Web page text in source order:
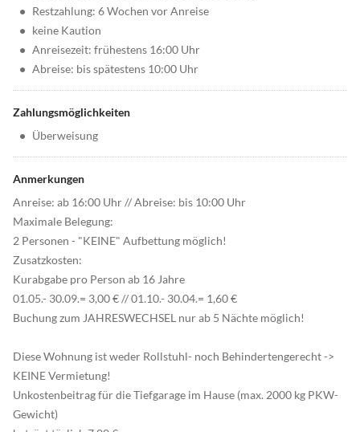
• Restzahlung: 6 Wochen vor Anreise
• keine Kaution
• Anreisezeit: frühestens 16:00 Uhr
• Abreise: bis spätestens 10:00 Uhr
Zahlungsmöglichkeiten
• Überweisung
Anmerkungen
Anreise: ab 16:00 Uhr // Abreise: bis 10:00 Uhr
Maximale Belegung:
2 Personen - "KEINE" Aufbettung möglich!
Zusatzkosten:
Kurabgabe pro Person ab 16 Jahre
01.05.- 30.09.= 3,00 € // 01.10.- 30.04.= 1,60 €
Buchung zum JAHRESWECHSEL nur ab 5 Nächte möglich!
Diese Wohnung ist weder Rollstuhl- noch Behindertengerecht ->
KEINE Vermietung!
Unkostenbeitrag für die Tiefgarage im Hause (max. 2000 kg PKW-
Gewicht)